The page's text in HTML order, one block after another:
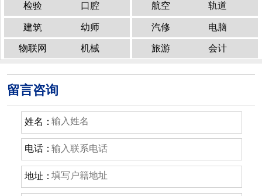
检验 口腔 航空 轨道
建筑 幼师 汽修 电脑
物联网 机械 旅游 会计
留言咨询
姓名：
电话：
地址：